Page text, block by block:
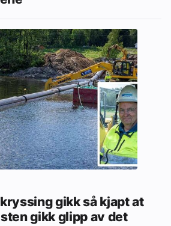
gikk så kjapt at
gikk glipp av det